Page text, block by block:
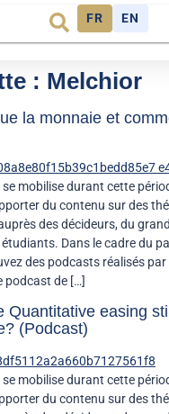
FR EN
: Melchior
la monnaie et
mobilise durant cette
du contenu sur des
des décideurs, du
Dans le cadre du
des podcasts réalisés
podcast de […]
Quantitative easing
(Podcast)
mobilise durant cette
du contenu sur des